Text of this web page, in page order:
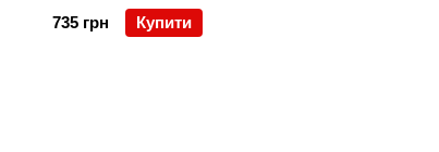
735 грн
Купити